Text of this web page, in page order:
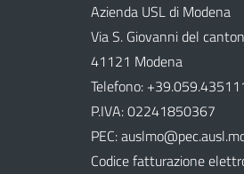
Azienda USL di Modena
Via S. Giovanni del
41121 Modena
Telefono:
P.IVA: 02241850367
PEC:
Codice fatturazione